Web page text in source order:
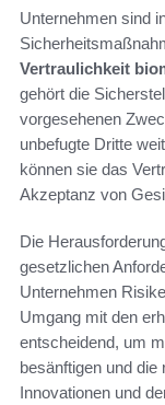
Unternehmen sind
Vertraulichkeit
gehört die
vorgesehenen
unbefugte Dritte
können sie das
Akzeptanz von
Die
gesetzlichen
Unternehmen
Umgang mit den
entscheidend, um
besänftigen und
Innovationen und